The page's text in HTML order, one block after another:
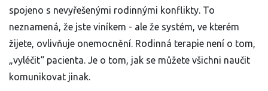
spojeno s nevyřešenými rodinnými konflikty. To
neznamená, že jste viníkem - ale že systém, ve kterém
žijete, ovlivňuje onemocnění. Rodinná terapie není o tom,
„vyléčit“ pacienta. Je o tom, jak se můžete všichni naučit
komunikovat jinak.